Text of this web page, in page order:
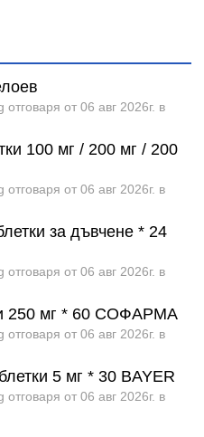
от 06 авг 2026г. в
100 мг / 200 мг / 200
от 06 авг 2026г. в
за дъвчене * 24
от 06 авг 2026г. в
250 мг * 60 СОФАРМА
от 06 авг 2026г. в
5 мг * 30 BAYER
от 06 авг 2026г. в